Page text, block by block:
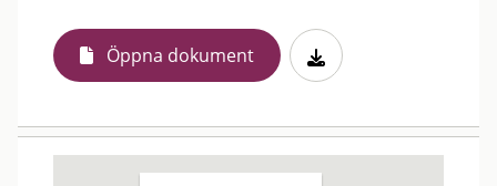
Öppna dokument